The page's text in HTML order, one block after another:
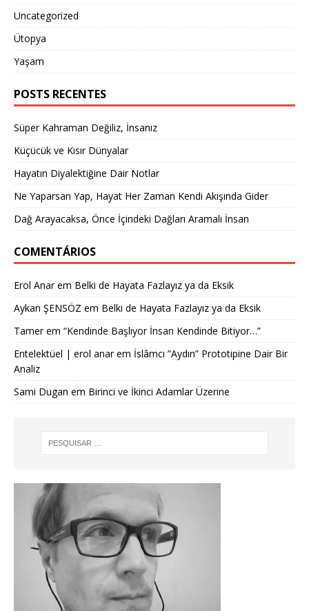
Uncategorized
Ütopya
Yaşam
POSTS RECENTES
Süper Kahraman Değiliz, İnsanız
Küçücük ve Kısır Dünyalar
Hayatın Diyalektiğine Dair Notlar
Ne Yaparsan Yap, Hayat Her Zaman Kendi Akışında Gider
Dağ Arayacaksa, Önce İçindeki Dağları Aramalı İnsan
COMENTÁRIOS
Erol Anarem Belki de Hayata Fazlayız ya da Eksik
Aykan ŞENSÖZ em Belki de Hayata Fazlayız ya da Eksik
Tamerem “Kendinde Başlıyor İnsan Kendinde Bitiyor…”
Entelektüel | erol anarem İslâmcı ”Aydın” Prototipine Dair Bir
Analiz
Sami Dugan em Birinci ve İkinci Adamlar Üzerine